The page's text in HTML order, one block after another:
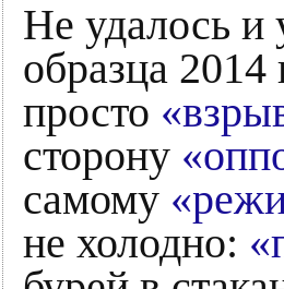
Не удалось и
образца
просто
сторону
самому
не холодно: